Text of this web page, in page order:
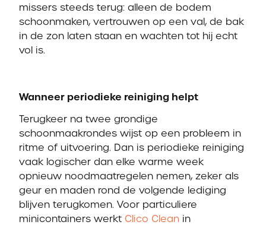
missers steeds terug: alleen de bodem
schoonmaken, vertrouwen op een val, de bak
in de zon laten staan en wachten tot hij echt
vol is.
Wanneer periodieke reiniging helpt
Terugkeer na twee grondige
schoonmaakrondes wijst op een probleem in
ritme of uitvoering. Dan is periodieke reiniging
vaak logischer dan elke warme week
opnieuw noodmaatregelen nemen, zeker als
geur en maden rond de volgende lediging
blijven terugkomen. Voor particuliere
minicontainers werkt Clico Clean in